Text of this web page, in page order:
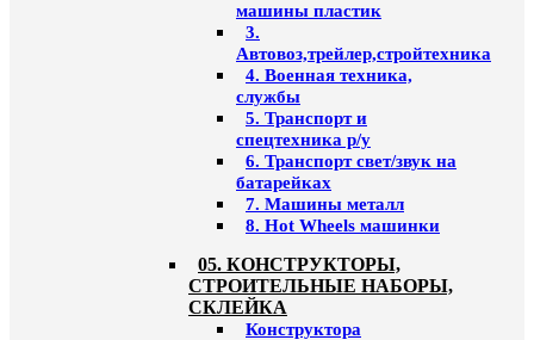
машины пластик
3.
Автовоз,трейлер,стройтехника
4. Военная техника,
службы
5. Транспорт и
спецтехника р/у
6. Транспорт свет/звук на
батарейках
7. Машины металл
8. Hot Wheels машинки
05. КОНСТРУКТОРЫ,
СТРОИТЕЛЬНЫЕ НАБОРЫ,
СКЛЕЙКА
Конструктора